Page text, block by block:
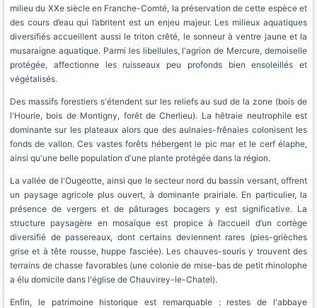
milieu du XXe siècle en Franche-Comté, la préservation de cette espèce et
des cours d’eau qui l’abritent est un enjeu majeur. Les milieux aquatiques
diversifiés accueillent aussi le triton crêté, le sonneur à ventre jaune et la
musaraigne aquatique. Parmi les libellules, l'agrion de Mercure, demoiselle
protégée, affectionne les ruisseaux peu profonds bien ensoleillés et
végétalisés.
Des massifs forestiers s'étendent sur les reliefs au sud de la zone (bois de
l'Hourie, bois de Montigny, forêt de Cherlieu). La hêtraie neutrophile est
dominante sur les plateaux alors que des aulnaies-frênaies colonisent les
fonds de vallon. Ces vastes forêts hébergent le pic mar et le cerf élaphe,
ainsi qu'une belle population d'une plante protégée dans la région.
La vallée de l'Ougeotte, ainsi que le secteur nord du bassin versant, offrent
un paysage agricole plus ouvert, à dominante prairiale. En particulier, la
présence de vergers et de pâturages bocagers y est significative. La
structure paysagère en mosaïque est propice à l’accueil d’un cortège
diversifié de passereaux, dont certains deviennent rares (pies-grièches
grise et à tête rousse, huppe fasciée). Les chauves-souris y trouvent des
terrains de chasse favorables (une colonie de mise-bas de petit rhinolophe
a élu domicile dans l'église de Chauvirey-le-Chatel).
Enfin, le patrimoine historique est remarquable : restes de l'abbaye